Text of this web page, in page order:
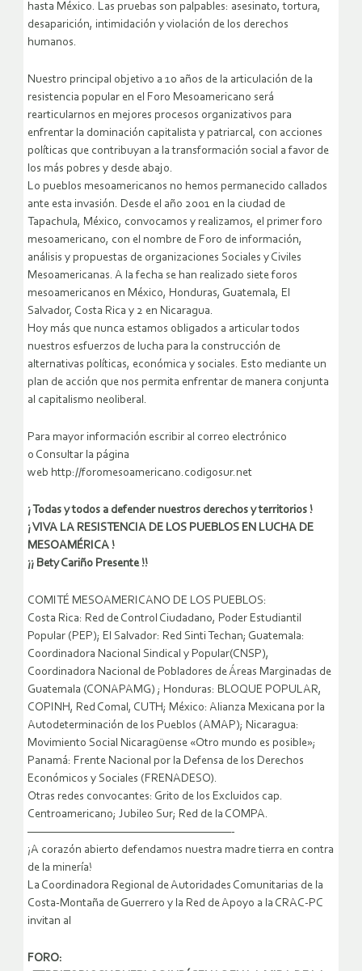
hasta México. Las pruebas son palpables: asesinato, tortura,
desaparición, intimidación y violación de los derechos
humanos.
Nuestro principal objetivo a 10 años de la articulación de la
resistencia popular en el Foro Mesoamericano será
rearticularnos en mejores procesos organizativos para
enfrentar la dominación capitalista y patriarcal, con acciones
políticas que contribuyan a la transformación social a favor de
los más pobres y desde abajo.
Lo pueblos mesoamericanos no hemos permanecido callados
ante esta invasión. Desde el año 2001 en la ciudad de
Tapachula, México, convocamos y realizamos, el primer foro
mesoamericano, con el nombre de Foro de información,
análisis y propuestas de organizaciones Sociales y Civiles
Mesoamericanas. A la fecha se han realizado siete foros
mesoamericanos en México, Honduras, Guatemala, El
Salvador, Costa Rica y 2 en Nicaragua.
Hoy más que nunca estamos obligados a articular todos
nuestros esfuerzos de lucha para la construcción de
alternativas políticas, económica y sociales. Esto mediante un
plan de acción que nos permita enfrentar de manera conjunta
al capitalismo neoliberal.
Para mayor información escribir al correo electrónico
o Consultar la página
web http://foromesoamericano.codigosur.net
¡ Todas y todos a defender nuestros derechos y territorios !
¡ VIVA LA RESISTENCIA DE LOS PUEBLOS EN LUCHA DE
MESOAMÉRICA !
¡¡ Bety Cariño Presente !!
COMITÉ MESOAMERICANO DE LOS PUEBLOS:
Costa Rica: Red de Control Ciudadano, Poder Estudiantil
Popular (PEP); El Salvador: Red Sinti Techan; Guatemala:
Coordinadora Nacional Sindical y Popular(CNSP),
Coordinadora Nacional de Pobladores de Áreas Marginadas de
Guatemala (CONAPAMG) ; Honduras: BLOQUE POPULAR,
COPINH, Red Comal, CUTH; México: Alianza Mexicana por la
Autodeterminación de los Pueblos (AMAP); Nicaragua:
Movimiento Social Nicaragüense «Otro mundo es posible»;
Panamá: Frente Nacional por la Defensa de los Derechos
Económicos y Sociales (FRENADESO).
Otras redes convocantes: Grito de los Excluidos cap.
Centroamericano; Jubileo Sur; Red de la COMPA.
—————————————————————-
¡A corazón abierto defendamos nuestra madre tierra en contra
de la minería!
La Coordinadora Regional de Autoridades Comunitarias de la
Costa-Montaña de Guerrero y la Red de Apoyo a la CRAC-PC
invitan al
FORO: